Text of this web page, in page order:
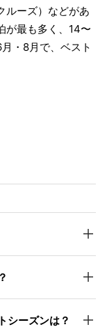
ルーズ）などがあ
が最も多く、14〜
・8月で、ベスト
シーズンは？